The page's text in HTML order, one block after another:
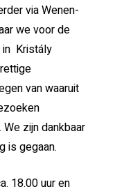
via Wenen-
we voor de
in Kristály
van waaruit
zijn dankbaar
is gegaan.
18.00 uur en